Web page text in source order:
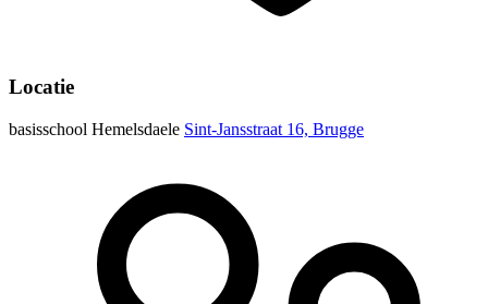
Locatie
basisschool Hemelsdaele Sint-Jansstraat 16, Brugge